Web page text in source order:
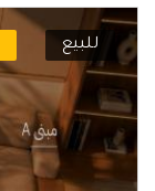
للبيع